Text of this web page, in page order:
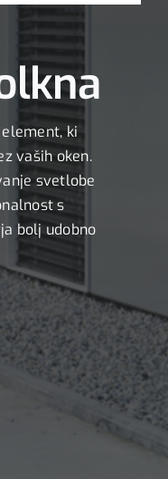
ki
vaših oken.
svetlobe
s
bolj udobno